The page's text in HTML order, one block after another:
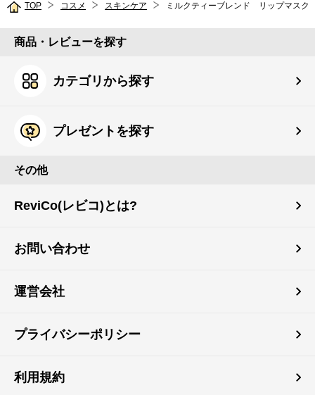
TOP コスメ スキンケア ミルクティーブレンド リップマスク
商品・レビューを探す
カテゴリから探す
プレゼントを探す
その他
ReviCo(レビコ)とは?
お問い合わせ
運営会社
プライバシーポリシー
利用規約